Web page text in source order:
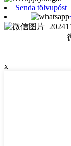
Senda tölvupóst
x